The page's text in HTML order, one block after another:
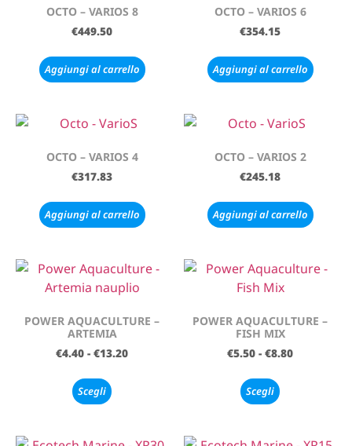
OCTO – VARIOS 8
€449.50
Aggiungi al carrello
OCTO – VARIOS 6
€354.15
Aggiungi al carrello
OCTO – VARIOS 4
€317.83
Aggiungi al carrello
OCTO – VARIOS 2
€245.18
Aggiungi al carrello
POWER AQUACULTURE –
ARTEMIA
€4.40 - €13.20
Scegli
POWER AQUACULTURE –
FISH MIX
€5.50 - €8.80
Scegli